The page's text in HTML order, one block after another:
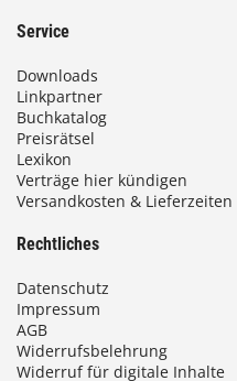
Service
Downloads
Linkpartner
Buchkatalog
Preisrätsel
Lexikon
Verträge hier kündigen
Versandkosten & Lieferzeiten
Rechtliches
Datenschutz
Impressum
AGB
Widerrufsbelehrung
Widerruf für digitale Inhalte